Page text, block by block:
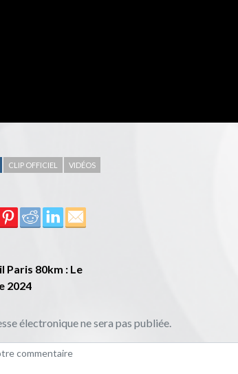
CLIP OFFICIEL VIDÉOS
Paris 80km : Le
2024
électronique ne sera pas publiée.